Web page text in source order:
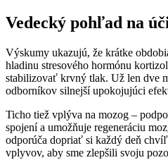
Vedecký pohľad na
Výskumy ukazujú, že krátke
hladinu stresového hormónu
stabilizovať krvný tlak. Už len dve
odborníkov silnejší upokojujúci
Ticho tiež vplýva na mozog –
spojení a umožňuje regeneráciu
odporúča dopriať si každý deň
vplyvov, aby sme zlepšili svoju